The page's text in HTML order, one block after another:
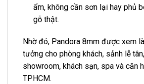
ẩm, không cần sơn lại hay phủ
gỗ thật.
Nhờ đó, Pandora 8mm được xem
tưởng cho phòng khách, sảnh lễ
showroom, khách sạn, spa và căn
TPHCM.